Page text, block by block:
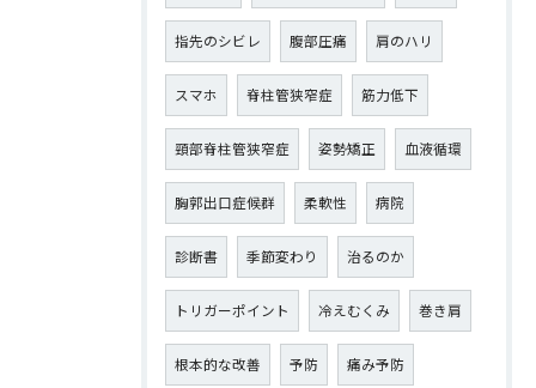
指先のシビレ 腹部圧痛 肩のハリ
スマホ 脊柱管狭窄症 筋力低下
頸部脊柱管狭窄症 姿勢矯正 血液循環
胸郭出口症候群 柔軟性 病院
診断書 季節変わり 治るのか
トリガーポイント 冷えむくみ 巻き肩
根本的な改善 予防 痛み予防